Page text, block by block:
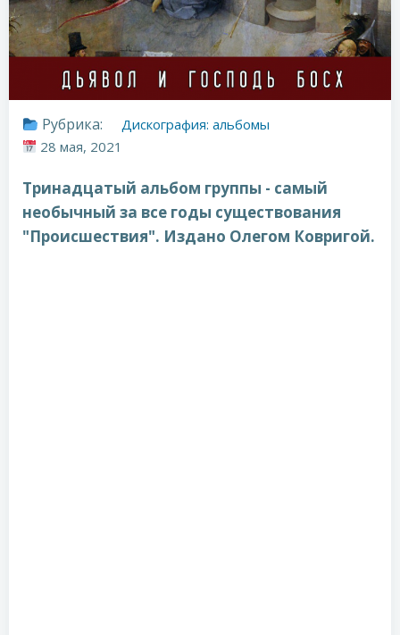
Рубрика:
Дискография: альбомы
28 мая, 2021
Тринадцатый альбом группы - самый
необычный за все годы существования
"Происшествия". Издано Олегом Ковригой.